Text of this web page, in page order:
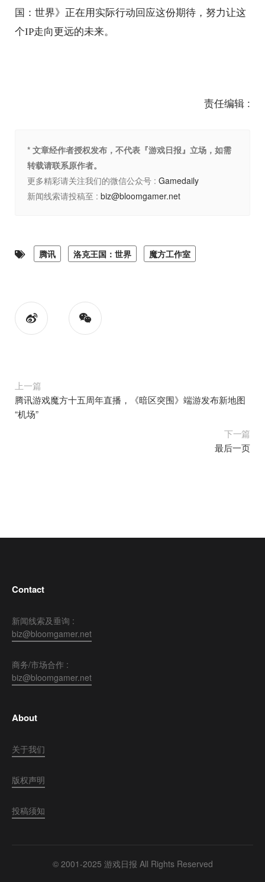
国：世界》正在用实际行动回应这份期待，努力让这
个IP走向更远的未来。
责任编辑 :
* 文章经作者授权发布，不代表『游戏日报』立场，如需
转载请联系原作者。
更多精彩请关注我们的微信公众号 : Gamedaily
新闻线索请投稿至 : biz@bloomgamer.net
腾讯 洛克王国：世界 魔方工作室
上一篇
腾讯游戏魔方十五周年直播，《暗区突围》端游发布新地图
“机场”
下一篇
最后一页
Contact
新闻线索及垂询 :
biz@bloomgamer.net
商务/市场合作 :
biz@bloomgamer.net
About
关于我们
版权声明
投稿须知
© 2001-2025 游戏日报 All Rights Reserved